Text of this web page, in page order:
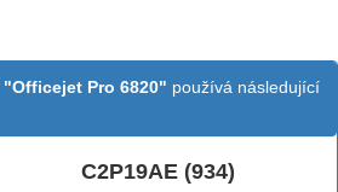
"Officejet Pro 6820" používá následující
C2P19AE (934)